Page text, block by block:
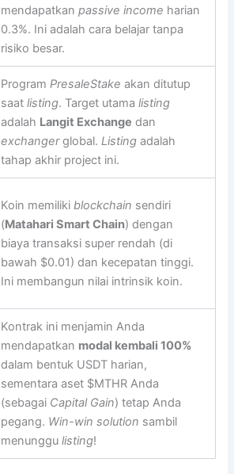
mendapatkanpassive income harian
0.3%. Ini adalah cara belajar tanpa
risiko besar.
ProgramPresaleStake akan ditutup
saatlisting. Target utamalisting
adalah Langit Exchange dan
exchangerglobal.Listing adalah
tahap akhir project ini.
Koin memilikiblockchain sendiri
(Matahari Smart Chain) dengan
biaya transaksi super rendah (di
bawah $0.01) dan kecepatan tinggi.
Ini membangun nilai intrinsik koin.
Kontrak ini menjamin Anda
mendapatkan modal kembali 100%
dalam bentuk USDT harian,
sementara aset $MTHR Anda
(sebagai Capital Gain) tetap Anda
pegang. Win-win solution sambil
menunggulisting!